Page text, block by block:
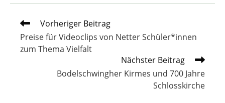
Weitere
Artikel
ansehen
Vorheriger Beitrag
Preise für Videoclips von Netter Schüler*innen
zum Thema Vielfalt
Nächster Beitrag
Bodelschwingher Kirmes und 700 Jahre
Schlosskirche